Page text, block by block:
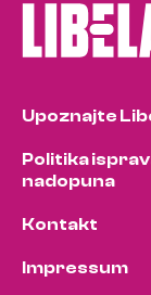
Upoznajte
Politika
nadopuna
Kontakt
Impressum